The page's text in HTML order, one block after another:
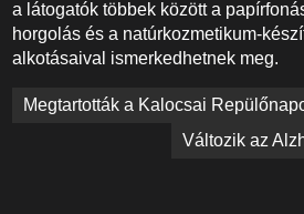
a látogatók többek között a
horgolás és a natúrkozmetikum-
alkotásaival ismerkedhetnek meg.
Bejegyzés
Megtartották a Kalocsai
Változik az